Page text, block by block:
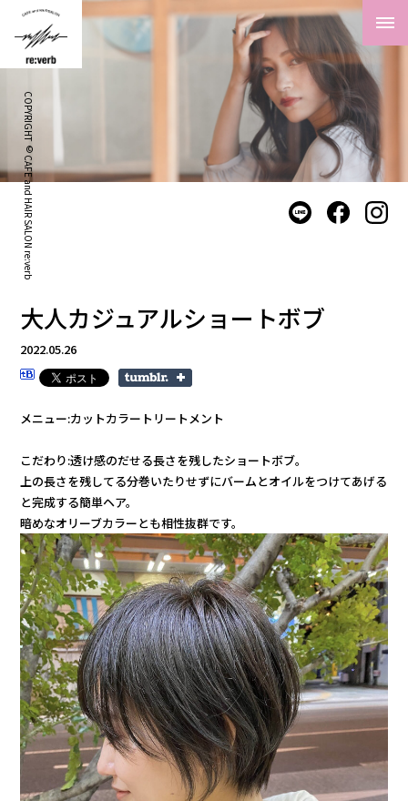
COPYRIGHT © CAFE and HAIR SALON re:verb
大人カジュアルショートボブ
2022.05.26
メニュー:カットカラートリートメント
こだわり:透け感のだせる長さを残したショートボブ。
上の長さを残してる分巻いたりせずにバームとオイルをつけてあげる
と完成する簡単ヘア。
暗めなオリーブカラーとも相性抜群です。